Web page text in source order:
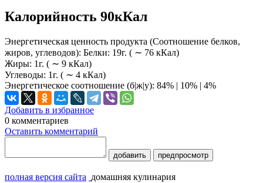
Калорийность 90кКал
Энергетическая ценность продукта (Соотношение белков,
жиров, углеводов): Белки: 19г. ( ∼ 76 кКал)
Жиры: 1г. ( ∼ 9 кКал)
Углеводы: 1г. ( ∼ 4 кКал)
Энергетическое соотношение (б|ж|у): 84% | 10% | 4%
Добавить в избранное
0 комментариев
Оставить комментарий
добавить предпросмотр
полная версия сайта домашняя кулинария